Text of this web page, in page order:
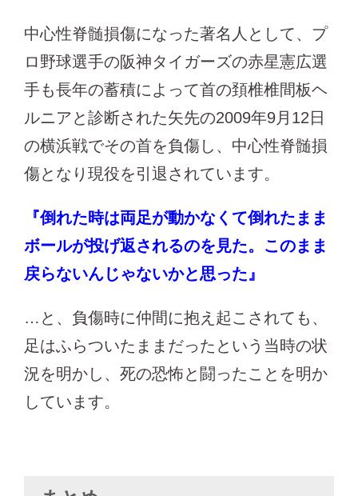
中心性脊髄損傷になった著名人として、プ
ロ野球選手の阪神タイガーズの赤星憲広選
手も長年の蓄積によって首の頚椎椎間板ヘ
ルニアと診断された矢先の2009年9月12日
の横浜戦でその首を負傷し、中心性脊髄損
傷となり現役を引退されています。
『倒れた時は両足が動かなくて倒れたまま
ボールが投げ返されるのを見た。このまま
戻らないんじゃないかと思った』
…と、負傷時に仲間に抱え起こされても、
足はふらついたままだったという当時の状
況を明かし、死の恐怖と闘ったことを明か
しています。